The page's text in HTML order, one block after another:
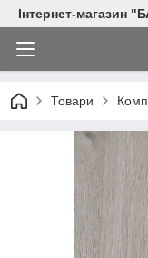
Інтернет-магазин
Товари